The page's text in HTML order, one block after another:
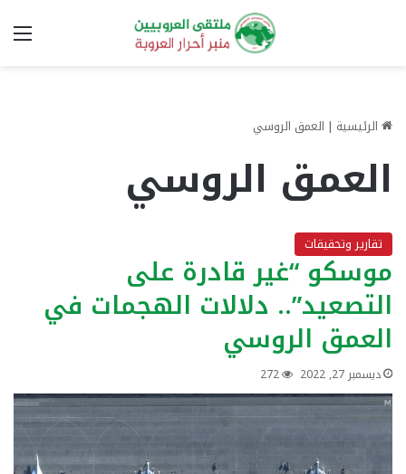
الرئيسية | العمق الروسي
العمق الروسي
تقارير وتحقيقات
موسكو “غير قادرة على
التصعيد”.. دلالات الهجمات في
العمق الروسي
ديسمبر 27, 2022 272